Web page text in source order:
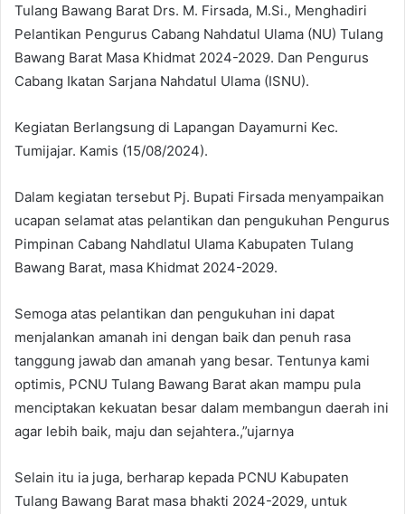
Tulang Bawang Barat Drs. M. Firsada, M.Si., Menghadiri
Pelantikan Pengurus Cabang Nahdatul Ulama (NU) Tulang
Bawang Barat Masa Khidmat 2024-2029. Dan Pengurus
Cabang Ikatan Sarjana Nahdatul Ulama (ISNU).
Kegiatan Berlangsung di Lapangan Dayamurni Kec.
Tumijajar. Kamis (15/08/2024).
Dalam kegiatan tersebut Pj. Bupati Firsada menyampaikan
ucapan selamat atas pelantikan dan pengukuhan Pengurus
Pimpinan Cabang Nahdlatul Ulama Kabupaten Tulang
Bawang Barat, masa Khidmat 2024-2029.
Semoga atas pelantikan dan pengukuhan ini dapat
menjalankan amanah ini dengan baik dan penuh rasa
tanggung jawab dan amanah yang besar. Tentunya kami
optimis, PCNU Tulang Bawang Barat akan mampu pula
menciptakan kekuatan besar dalam membangun daerah ini
agar lebih baik, maju dan sejahtera.,”ujarnya
Selain itu ia juga, berharap kepada PCNU Kabupaten
Tulang Bawang Barat masa bhakti 2024-2029, untuk